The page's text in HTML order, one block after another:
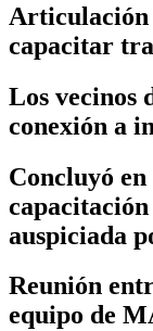
capacitar
Los vecinos
conexión a
Concluyó
auspiciada
Reunión
equipo de